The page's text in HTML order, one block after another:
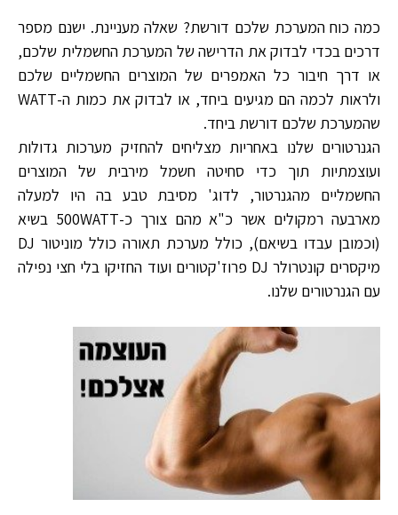
כמה כוח המערכת שלכם דורשת? שאלה מעניינת. ישנם מספר
דרכים בכדי לבדוק את הדרישה של המערכת החשמלית שלכם,
או דרך חיבור כל האמפרים של המוצרים החשמליים שלכם
ולראות לכמה הם מגיעים ביחד, או לבדוק את כמות ה-WATT
שהמערכת שלכם דורשת ביחד.
הגנרטורים שלנו באחריות מצליחים להחזיק מערכות גדולות
ועוצמתיות תוך כדי סחיטה חשמל מירבית של המוצרים
החשמליים מהגנרטור, לדוג' מסיבת טבע בה היו למעלה
מארבעה רמקולים אשר כ"א מהם צורך כ-500WATT בשיא
(וכמובן עבדו בשיאם), כולל מערכת תאורה כולל מוניטור DJ
מיקסרים קונטרולר DJ פרוז'קטורים ועוד החזיקו בלי חצי נפילה
עם הגנרטורים שלנו.